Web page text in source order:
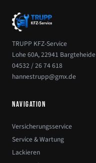
TRUPP KFZ-Service
Lohe 60A, 22941 Bargteheide
04532 / 26 74 618
hannestrupp@gmx.de
NAVIGATION
Versicherungsservice
Service & Wartung
Lackieren